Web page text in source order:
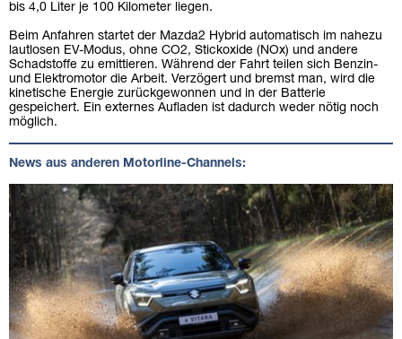
bis 4,0 Liter je 100 Kilometer liegen.
Beim Anfahren startet der Mazda2 Hybrid automatisch im nahezu
lautlosen EV-Modus, ohne CO2, Stickoxide (NOx) und andere
Schadstoffe zu emittieren. Während der Fahrt teilen sich Benzin-
und Elektromotor die Arbeit. Verzögert und bremst man, wird die
kinetische Energie zurückgewonnen und in der Batterie
gespeichert. Ein externes Aufladen ist dadurch weder nötig noch
möglich.
News aus anderen Motorline-Channels: